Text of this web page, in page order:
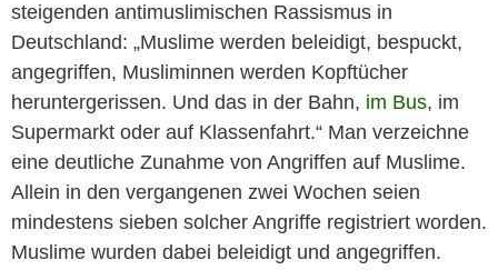
steigenden antimuslimischen Rassismus in
Deutschland: „Muslime werden beleidigt, bespuckt,
angegriffen, Musliminnen werden Kopftücher
heruntergerissen. Und das in der Bahn, im Bus, im
Supermarkt oder auf Klassenfahrt.“ Man verzeichne
eine deutliche Zunahme von Angriffen auf Muslime.
Allein in den vergangenen zwei Wochen seien
mindestens sieben solcher Angriffe registriert worden.
Muslime wurden dabei beleidigt und angegriffen.